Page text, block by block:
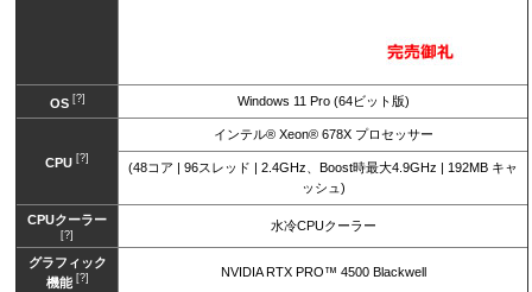
OS[?] Windows 11 Pro (64ビット版)
CPU [?]
インテル® Xeon® 678X プロセッサー
(48コア | 96スレッド | 2.4GHz、Boost時最大4.9GHz | 192MB キャ
ッシュ)
CPUクーラー
[?]
水冷CPUクーラー
グラフィック
機能[?] NVIDIA RTX PRO™ 4500 Blackwell